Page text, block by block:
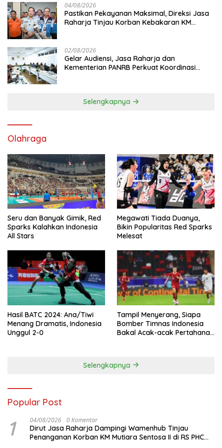
04/08/2026
Pastikan Pekayanan Maksimal, Direksi Jasa
Raharja Tinjau Korban Kebakaran KM
02/08/2026
Gelar Audiensi, Jasa Raharja dan
Kementerian PANRB Perkuat Koordinasi
Selengkapnya
Olahraga
Seru dan Banyak Gimik, Red
Sparks Kalahkan Indonesia
All Stars
Megawati Tiada Duanya,
Bikin Popularitas Red Sparks
Melesat
Hasil BATC 2024: Ana/Tiwi
Menang Dramatis, Indonesia
Unggul 2-0
Tampil Menyerang, Siapa
Bomber Timnas Indonesia
Bakal Acak-acak Pertahanan
Selengkapnya
Popular Post
1 04/08/2026 0 Komentar
Dirut Jasa Raharja Dampingi Wamenhub Tinjau
Penanganan Korban KM Mutiara Sentosa II di RS PHC